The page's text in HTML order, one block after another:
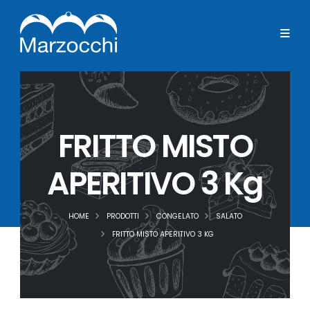
FRITTO MISTO
APERITIVO 3 Kg
HOME PRODOTTI CONGELATO
SALATO
FRITTO MISTO APERITIVO 3 KG